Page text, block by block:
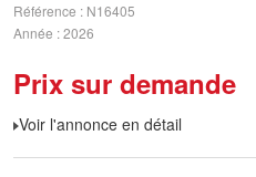
Référence
N16405
Année 2026
Prix sur demande
Voir l'annonce en détail